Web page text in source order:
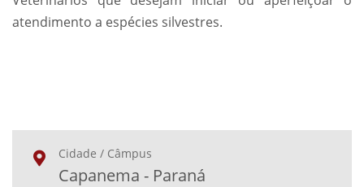
atendimento a espécies silvestres.
Cidade / Câmpus
Capanema - Paraná